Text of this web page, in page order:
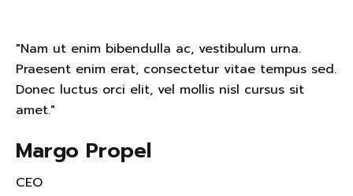
"Nam ut enim bibendulla ac, vestibulum urna.
Praesent enim erat, consectetur vitae tempus sed.
Donec luctus orci elit, vel mollis nisl cursus sit
amet."
Margo Propel
CEO